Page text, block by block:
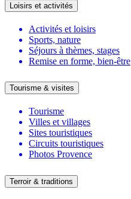
Loisirs et activités
Activités et loisirs
Sports, nature
Séjours à thèmes, stages
Remise en forme, bien-être
Tourisme & visites
Tourisme
Villes et villages
Sites touristiques
Circuits touristiques
Photos Provence
Terroir & traditions